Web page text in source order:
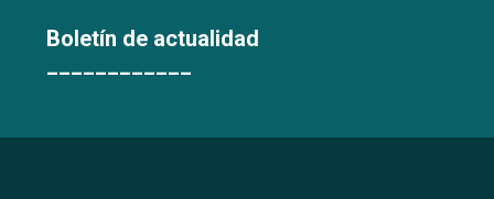
Boletín de actualidad
____________